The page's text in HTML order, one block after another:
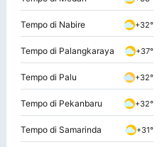
Tempo di Nabire +32°
Tempo di Palangkaraya +37°
Tempo di Palu +32°
Tempo di Pekanbaru +32°
Tempo di Samarinda +31°